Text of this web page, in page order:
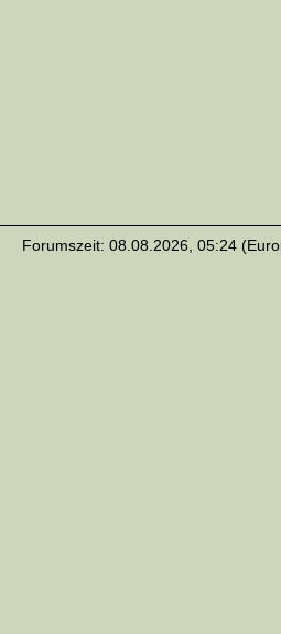
Forumszeit: 08.08.2026, 05:24